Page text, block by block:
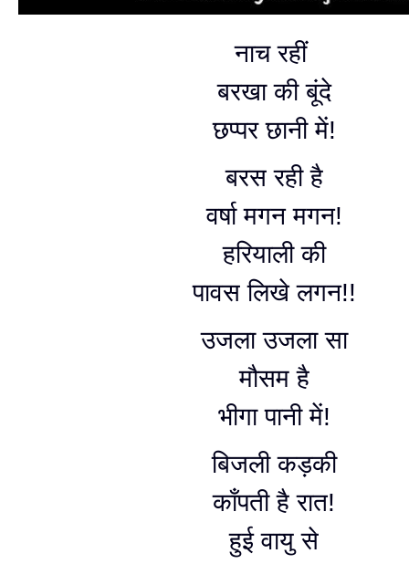
नाच रहीं
बरखा की बूंदे
छप्पर छानी में!
बरस रही है
वर्षा मगन मगन!
हरियाली की
पावस लिखे लगन!!
उजला उजला सा
मौसम है
भीगा पानी में!
बिजली कड़की
काँपती है रात!
हुई वायु से